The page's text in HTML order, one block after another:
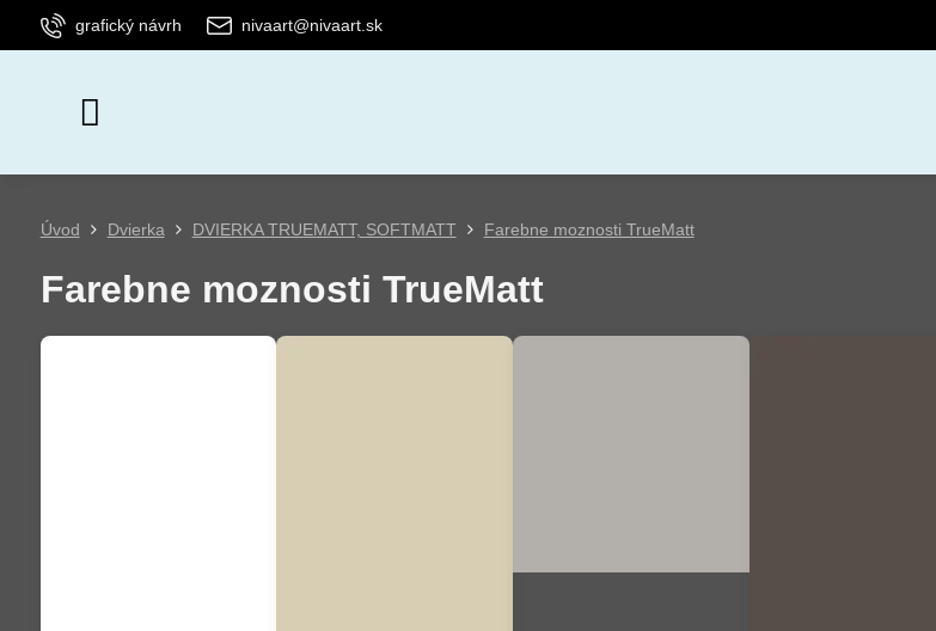
grafický návrh nivaart@nivaart.sk
Úvod Dvierka DVIERKA TRUEMATT, SOFTMATT Farebne moznosti TrueMatt
Farebne moznosti TrueMatt